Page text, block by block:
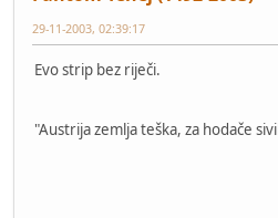
29-11-2003, 02:39:17
Evo strip bez riječi.
"Austrija zemlja teška, za hodače